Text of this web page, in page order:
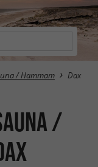
/ Hammam Dax
/